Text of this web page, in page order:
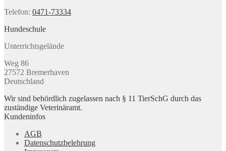
Telefon: 0471-73334
Hundeschule
Unterrichtsgelände
Weg 86
27572 Bremerhaven
Deutschland
Wir sind behördlich zugelassen nach § 11 TierSchG durch das
zuständige Veterinäramt.
Kundeninfos
AGB
Datenschutzbelehrung